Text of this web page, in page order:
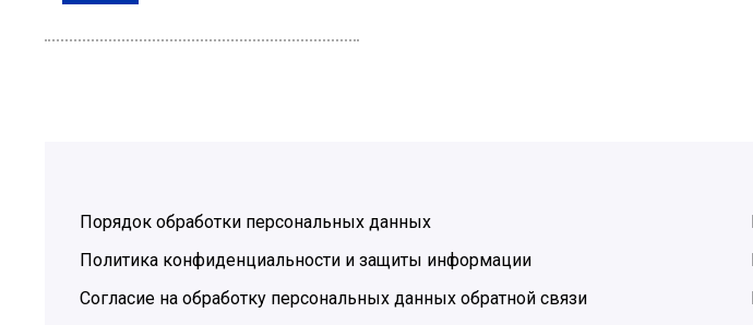
Порядок обработки персональных данных
Политика конфиденциальности и защиты информации
Согласие на обработку персональных данных обратной связи